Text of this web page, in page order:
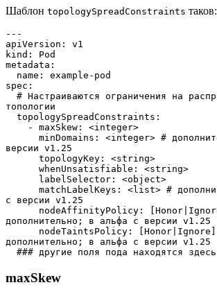
Шаблон topologySpreadConstraints таков:
---
apiVersion: v1
kind: Pod
metadata:
  name: example-pod
spec:
топологии
  topologySpreadConstraints:
    - maxSkew: <integer>
версии v1.25
      topologyKey: <string>
      whenUnsatisfiable: <string>
      labelSelector: <object>
с версии v1.25
дополнительно; в альфа с версии v1.25
дополнительно; в альфа с версии v1.25
  ### другие поля пода находятся здесь
maxSkew